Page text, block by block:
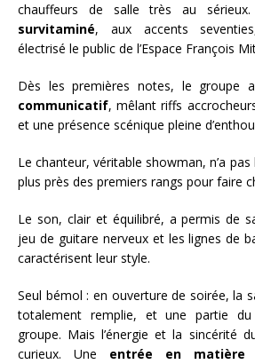
chauffeurs de salle très au
survitaminé, aux accents
électrisé le public de l’Espace François
Dès les premières notes, le groupe
communicatif, mêlant riffs
et une présence scénique pleine
Le chanteur, véritable showman, n’a
plus près des premiers rangs pour faire
Le son, clair et équilibré, a permis de
jeu de guitare nerveux et les lignes de
caractérisent leur style.
Seul bémol : en ouverture de soirée, la
totalement remplie, et une partie
groupe. Mais l’énergie et la sincérité
curieux. Une entrée en matière